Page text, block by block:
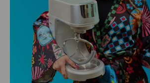
Niceboy ONE Ultra
Sleduje tvoje zdravie, spánok aj pohyb
a ešte k tomu aj platí.